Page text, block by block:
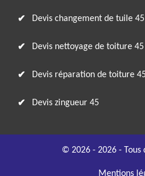
Devis changement de tuile 45
Devis nettoyage de toiture 45
Devis réparation de toiture
Devis zingueur 45
© 2026 - 2026 - Tous
Mentions